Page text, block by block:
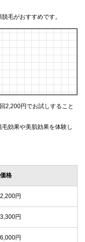
毛がおすすめです。
2,200円でお試しすること
効果や美肌効果を体験し
価格
2,200円
3,300円
6,000円